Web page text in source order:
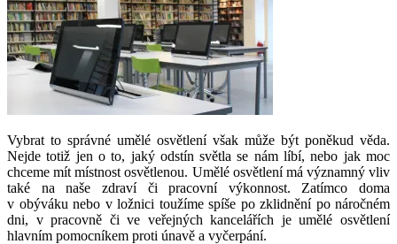
Vybrat to správné umělé osvětlení však může být poněkud věda.
Nejde totiž jen o to, jaký odstín světla se nám líbí, nebo jak moc
chceme mít místnost osvětlenou. Umělé osvětlení má významný vliv
také na naše zdraví či pracovní výkonnost. Zatímco doma
v obýváku nebo v ložnici toužíme spíše po zklidnění po náročném
dni, v pracovně či ve veřejných kancelářích je umělé osvětlení
hlavním pomocníkem proti únavě a vyčerpání.